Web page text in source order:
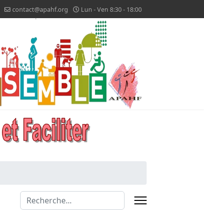
contact@apahf.org Lun - Ven 8:30 - 18:00
Valider